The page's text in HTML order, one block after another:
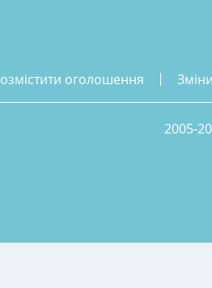
розмістити оголошення
2005-